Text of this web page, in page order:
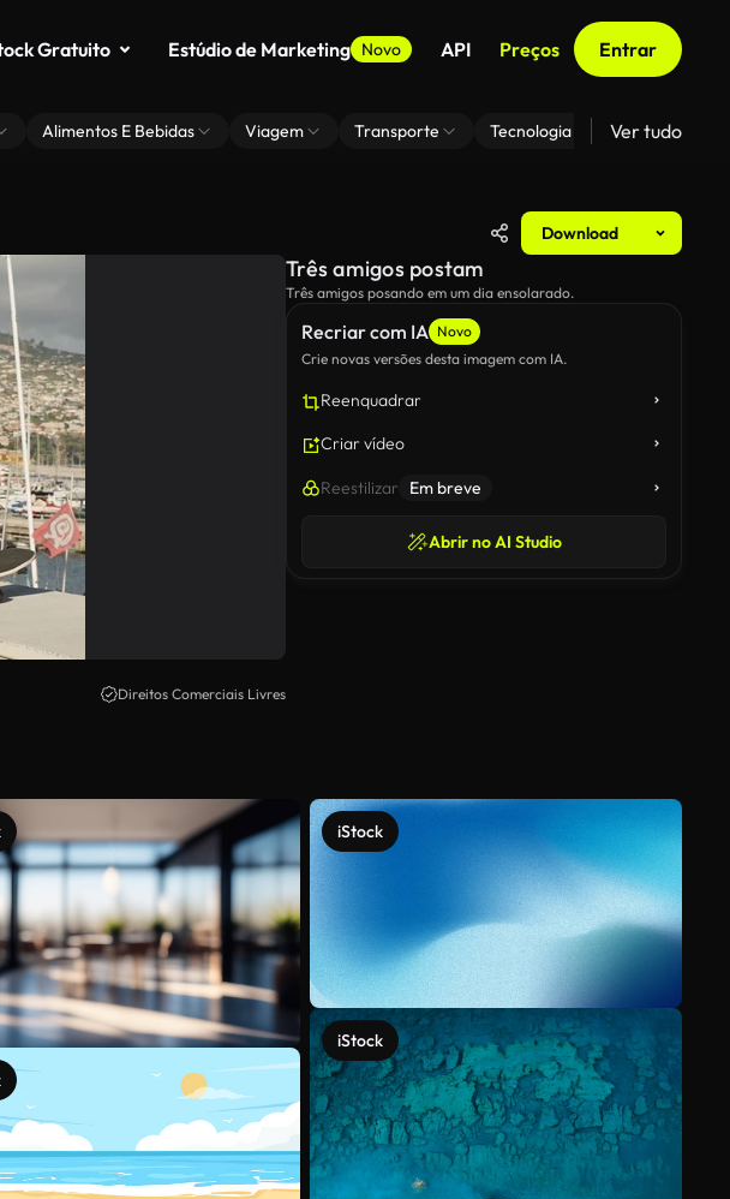
Gratuito Estúdio de Marketing Novo API Preços Entrar
Alimentos E Bebidas Viagem Transporte Tecnologia Zoom De
Ver tudo
Download
Direitos Comerciais Livres
Recriar com IA Novo
Crie novas versões desta imagem com IA.
Reenquadrar
Criar vídeo
Reestilizar Em breve
Abrir no AI Studio
Três amigos postam
Três amigos posando em um dia ensolarado.
iStock
iStock